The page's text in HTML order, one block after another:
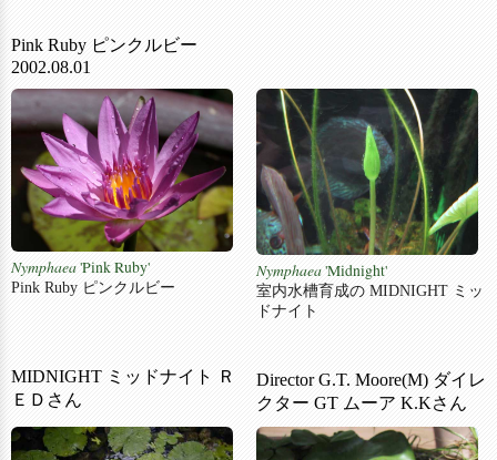
Pink Ruby ピンクルビー
2002.08.01
Nymphaea'Pink Ruby'
Pink Ruby ピンクルビー
MIDNIGHT ミッドナイト Ｒ
ＥＤさん
Nymphaea'Midnight'
室内水槽育成の MIDNIGHT ミッ
ドナイト
Director G.T. Moore(M) ダイレ
クター GT ムーア K.Kさん